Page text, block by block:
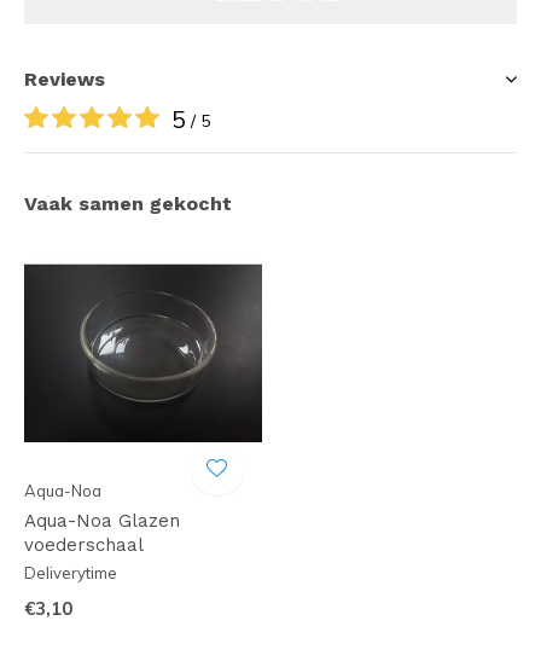
Reviews
5 / 5
Vaak samen gekocht
Aqua-Noa
Aqua-Noa Glazen
voederschaal
Deliverytime
€3,10